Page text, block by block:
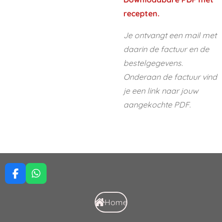
recepten.
Je ontvangt een mail met
daarin de factuur en de
bestelgegevens.
Onderaan de factuur vind
je een link naar jouw
aangekochte PDF.
F
a
W
h
Home